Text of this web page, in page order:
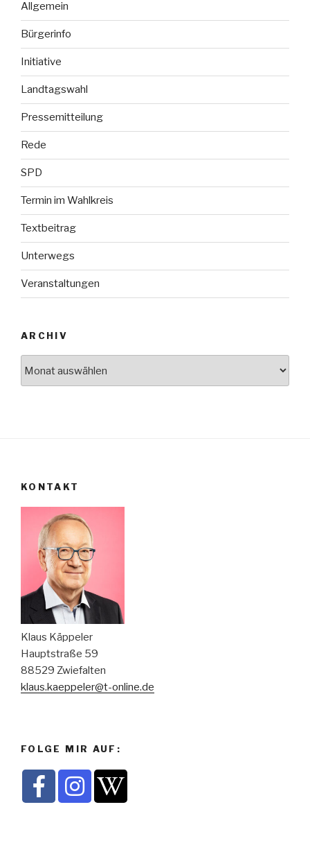
Allgemein
Bürgerinfo
Initiative
Landtagswahl
Pressemitteilung
Rede
SPD
Termin im Wahlkreis
Textbeitrag
Unterwegs
Veranstaltungen
ARCHIV
KONTAKT
Klaus Käppeler
Hauptstraße 59
88529 Zwiefalten
klaus.kaeppeler@t-online.de
FOLGE MIR AUF: